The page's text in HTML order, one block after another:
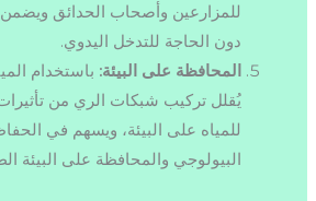
للمزارعين وأصحاب الحدائق ويضمن
دون الحاجة للتدخل اليدوي.
المحافظة على البيئة: باستخدام
يُقلل تركيب شبكات الري من
للمياه على البيئة، ويسهم في
البيولوجي والمحافظة على البيئة